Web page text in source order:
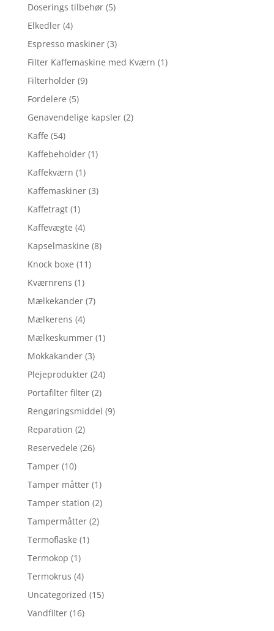
Doserings tilbehør (5)
Elkedler (4)
Espresso maskiner (3)
Filter Kaffemaskine med Kværn (1)
Filterholder (9)
Fordelere (5)
Genavendelige kapsler (2)
Kaffe (54)
Kaffebeholder (1)
Kaffekværn (1)
Kaffemaskiner (3)
Kaffetragt (1)
Kaffevægte (4)
Kapselmaskine (8)
Knock boxe (11)
Kværnrens (1)
Mælkekander (7)
Mælkerens (4)
Mælkeskummer (1)
Mokkakander (3)
Plejeprodukter (24)
Portafilter filter (2)
Rengøringsmiddel (9)
Reparation (2)
Reservedele (26)
Tamper (10)
Tamper måtter (1)
Tamper station (2)
Tampermåtter (2)
Termoflaske (1)
Termokop (1)
Termokrus (4)
Uncategorized (15)
Vandfilter (16)